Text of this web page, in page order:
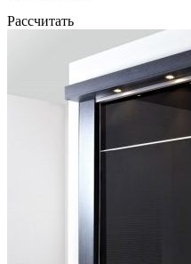
Рассчитать